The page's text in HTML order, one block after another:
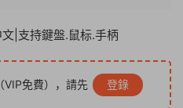
|支持鍵盤.鼠标.手柄
VIP免費），請先 登錄